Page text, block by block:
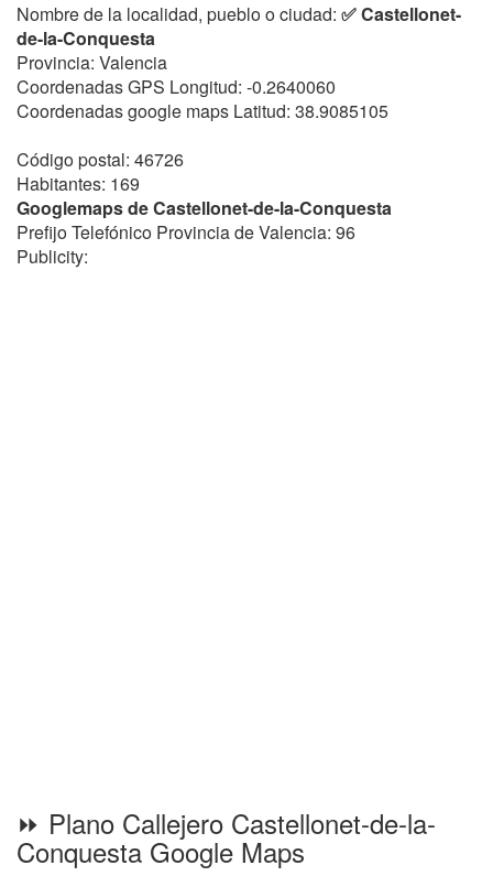
Nombre de la localidad, pueblo o ciudad: ✅ Castellonet-
de-la-Conquesta
Provincia: Valencia
Coordenadas GPS Longitud: -0.2640060
Coordenadas google maps Latitud: 38.9085105
Código postal: 46726
Habitantes: 169
Googlemaps de Castellonet-de-la-Conquesta
Prefijo Telefónico Provincia de Valencia: 96
Publicity:
⏩ Plano Callejero Castellonet-de-la-
Conquesta Google Maps